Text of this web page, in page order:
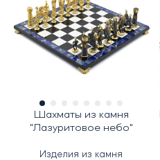
Шахматы из камня
"Лазуритовое небо"
Изделия из камня